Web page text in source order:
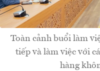
Toàn cảnh buổi làm
tiếp và làm việc với
hàng